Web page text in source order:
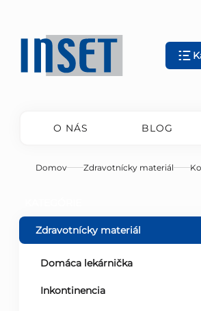
obsah
O NÁS BLOG
Domov Zdravotnícky materiál
o Zdravotnícky materiál
Domáca lekárnička
Inkontinencia